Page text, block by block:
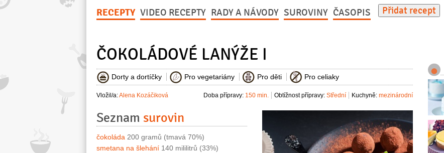
RECEPTY VIDEO RECEPTY RADY A NÁVODY SUROVINY ČASOPIS Přidat recept
ČOKOLÁDOVÉ LANÝŽE I
Dorty a dortíčky Pro vegetariány Pro děti Pro celiaky
Vložil/a:Alena Kozáčiková Kuchyně: mezinárodní
Obtížnost přípravy: Střední
Doba přípravy: 150 min.
Seznam surovin
čokoláda 200 gramů (tmavá 70%)
smetana na šlehání 140 mililitrů (33%)